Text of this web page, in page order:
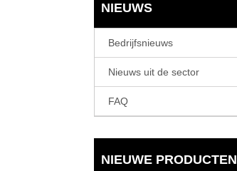
NIEUWS
Bedrijfsnieuws
Nieuws uit de sector
FAQ
NIEUWE PRODUCTEN